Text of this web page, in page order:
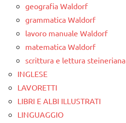
geografia Waldorf
grammatica Waldorf
lavoro manuale Waldorf
matematica Waldorf
scrittura e lettura steineriana
INGLESE
LAVORETTI
LIBRI E ALBI ILLUSTRATI
LINGUAGGIO